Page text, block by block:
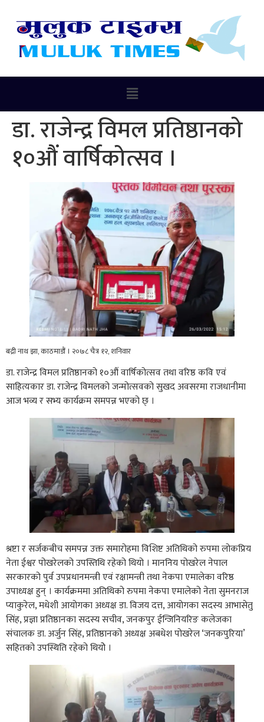
डा. राजेन्द्र विमल प्रतिष्ठानको
१०औं वार्षिकोत्सव ।
बद्री नाथ झा, काठमाडौं । २०७८ चैत्र १२, शनिवार
डा. राजेन्द्र विमल प्रतिष्ठानको १०औं वार्षिकोत्सव तथा वरिष्ठ कवि एवं
साहित्यकार डा. राजेन्द्र विमलको जन्मोत्सवको सुखद अवसरमा राजधानीमा
आज भव्य र सभ्य कार्यक्रम समपन्न भएको छ् ।
श्रष्टा र सर्जकबीच समपन्न उक्त समारोहमा विशिष्ट अतिथिको रुपमा लोकप्रिय
नेता ईश्वर पोखरेलको उपस्तिथि रहेको थियो । माननिय पोखरेल नेपाल
सरकारको पुर्व उपप्रधानमन्त्री एवं रक्षामन्त्री तथा नेकपा एमालेका वरिष्ठ
उपाध्यक्ष हुन् । कार्यक्रममा अतिथिको रुपमा नेकपा एमालेको नेता सुमनराज
प्याकुरेल, मधेशी आयोगका अध्यक्ष डा. विजय दत्त, आयोगका सदस्य आभासेतु
सिंह, प्रज्ञा प्रतिष्ठानका सदस्य सचीव, जनकपुर ईन्जिनियरिङ कलेजका
संचालक डा. अर्जुन सिंह, प्रतिष्ठानको अध्यक्ष अबधेश पोखरेल ‘जनकपुरिया’
सहितको उपस्थिति रहेको थियोे ।